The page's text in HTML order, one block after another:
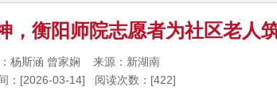
，衡阳师院志愿者为社区老人
杨斯涵 曾家娴 来源：新湖南
：[2026-03-14] 阅读次数：[422]